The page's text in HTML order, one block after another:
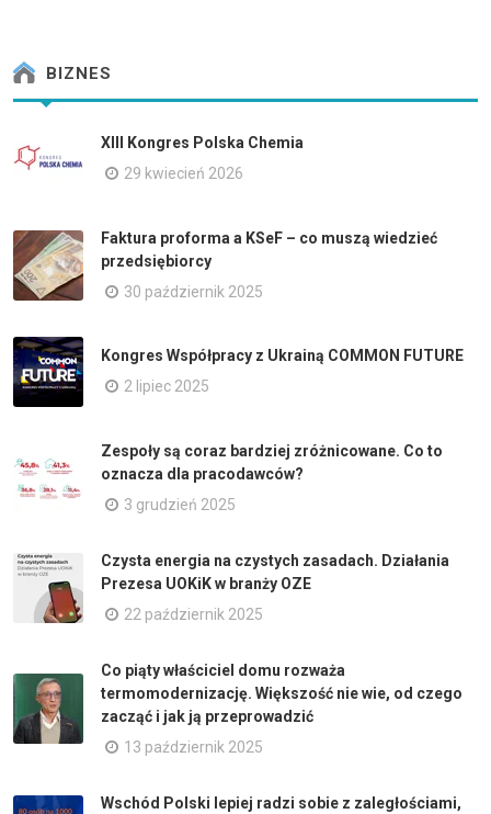
BIZNES
XIII Kongres Polska Chemia
29 kwiecień 2026
Faktura proforma a KSeF – co muszą wiedzieć
przedsiębiorcy
30 październik 2025
Kongres Współpracy z Ukrainą COMMON FUTURE
2 lipiec 2025
Zespoły są coraz bardziej zróżnicowane. Co to
oznacza dla pracodawców?
3 grudzień 2025
Czysta energia na czystych zasadach. Działania
Prezesa UOKiK w branży OZE
22 październik 2025
Co piąty właściciel domu rozważa
termomodernizację. Większość nie wie, od czego
zacząć i jak ją przeprowadzić
13 październik 2025
Wschód Polski lepiej radzi sobie z zaległościami,